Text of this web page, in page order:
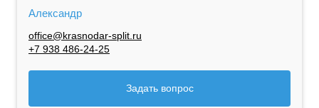
Александр
office@krasnodar-split.ru
+7 938 486-24-25
Задать вопрос